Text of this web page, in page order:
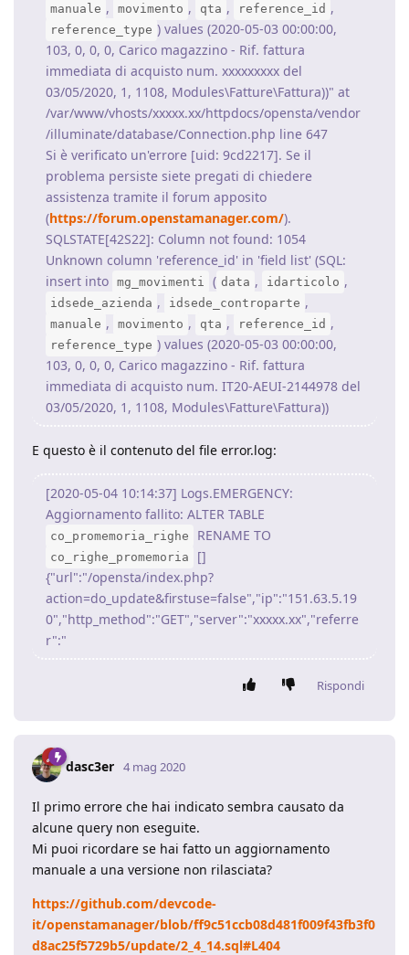
manuale , movimento , qta , reference_id ,
reference_type ) values (2020-05-03 00:00:00,
103, 0, 0, 0, Carico magazzino - Rif. fattura
immediata di acquisto num. xxxxxxxxx del
03/05/2020, 1, 1108, Modules\Fatture\Fattura))" at
/var/www/vhosts/xxxxx.xx/httpdocs/opensta/vendor
/illuminate/database/Connection.php line 647
Si è verificato un'errore [uid: 9cd2217]. Se il
problema persiste siete pregati di chiedere
assistenza tramite il forum apposito
(https://forum.openstamanager.com/).
SQLSTATE[42S22]: Column not found: 1054
Unknown column 'reference_id' in 'field list' (SQL:
insert into mg_movimenti ( data , idarticolo ,
idsede_azienda , idsede_controparte ,
manuale , movimento , qta , reference_id ,
reference_type ) values (2020-05-03 00:00:00,
103, 0, 0, 0, Carico magazzino - Rif. fattura
immediata di acquisto num. IT20-AEUI-2144978 del
03/05/2020, 1, 1108, Modules\Fatture\Fattura))
E questo è il contenuto del file error.log:
[2020-05-04 10:14:37] Logs.EMERGENCY:
Aggiornamento fallito: ALTER TABLE
co_promemoria_righe RENAME TO
co_righe_promemoria
[]
{"url":"/opensta/index.php?
action=do_update&firstuse=false","ip":"151.63.5.19
0","http_method":"GET","server":"xxxxx.xx","referre
r":"
Rispondi
dasc3er 4 mag 2020
Il primo errore che hai indicato sembra causato da
alcune query non eseguite.
Mi puoi ricordare se hai fatto un aggiornamento
manuale a una versione non rilasciata?
https://github.com/devcode-
it/openstamanager/blob/ff9c51ccb08d481f009f43fb3f0
d8ac25f5729b5/update/2_4_14.sql#L404